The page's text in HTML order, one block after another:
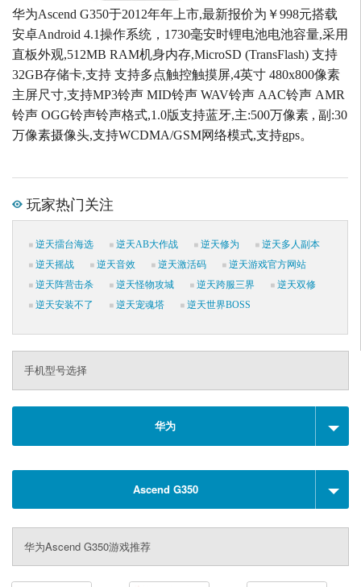
华为Ascend G350于2012年年上市,最新报价为￥998元搭载
安卓Android 4.1操作系统，1730毫安时锂电池电池容量,采用
直板外观,512MB RAM机身内存,MicroSD (TransFlash) 支持
32GB存储卡,支持 支持多点触控触摸屏,4英寸 480x800像素
主屏尺寸,支持MP3铃声 MID铃声 WAV铃声 AAC铃声 AMR
铃声 OGG铃声铃声格式,1.0版支持蓝牙,主:500万像素 , 副:30
万像素摄像头,支持WCDMA/GSM网络模式,支持gps。
玩家热门关注
逆天擂台海选 逆天AB大作战 逆天修为
逆天多人副本
逆天摇战
逆天音效 逆天激活码
逆天游戏官方网站
逆天阵营击杀
逆天怪物攻城 逆天跨服三界
逆天双修
逆天安装不了
逆天宠魂塔 逆天世界BOSS
手机型号选择
华为
Ascend G350
华为Ascend G350游戏推荐